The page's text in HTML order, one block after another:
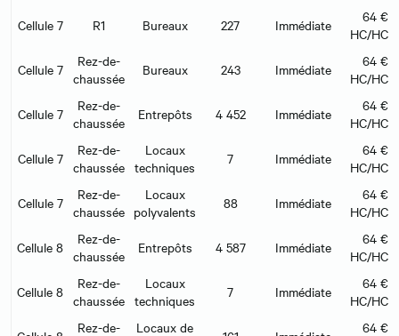
Cellule 7
R1 Bureaux 227 Immédiate
64 €/
HC/HC/
Cellule 7
Rez-de-
chaussée
Bureaux 243 Immédiate
64 €/
HC/HC/
Cellule 7
Rez-de-
chaussée
Entrepôts 4 452 Immédiate
64 €/
HC/HC/
Cellule 7
Rez-de-
chaussée
Locaux
techniques
7 Immédiate
64 €/
HC/HC/
Cellule 7
Rez-de-
chaussée
Locaux
polyvalents
88 Immédiate
64 €/
HC/HC/
Cellule 8
Rez-de-
chaussée
Entrepôts 4 587 Immédiate
64 €/
HC/HC/
Cellule 8
Rez-de-
chaussée
Locaux
techniques
7 Immédiate
64 €/
HC/HC/
Rez-de-
Locaux de
64 €/